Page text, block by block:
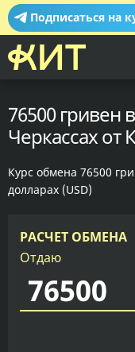
Подписаться на
76500 гривен
Черкассах от
Курс обмена 76500
долларах (USD)
РАСЧЕТ ОБМЕНА
Отдаю